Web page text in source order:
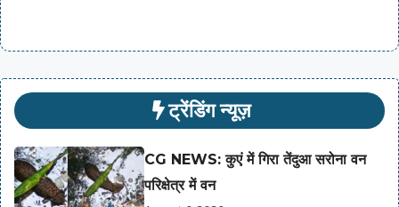
ट्रेंडिंग न्यूज़
CG NEWS: कुएं में गिरा तेंदुआ सरोना वन
परिक्षेत्र में वन